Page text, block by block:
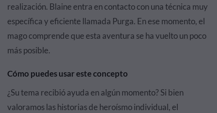
realización. Blaine entra en contacto con una técnica muy
específica y eficiente llamada Purga. En ese momento, el
mago comprende que esta aventura se ha vuelto un poco
más posible.
Cómo puedes usar este concepto
¿Su tema recibió ayuda en algún momento? Si bien
valoramos las historias de heroísmo individual, el